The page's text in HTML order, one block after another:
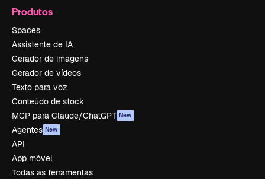
Produtos
Spaces
Assistente de IA
Gerador de imagens
Gerador de vídeos
Texto para voz
Conteúdo de stock
MCP para Claude/ChatGPT New
Agentes New
API
App móvel
Todas as ferramentas